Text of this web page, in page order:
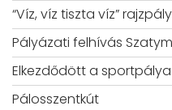
“Víz, víz tiszta víz”
Pályázati felhívás
Elkezdődött a
Pálosszentkút